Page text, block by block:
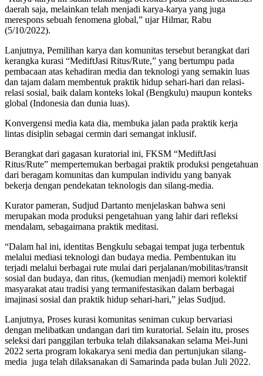
daerah saja, melainkan telah menjadi karya-karya yang juga
merespons sebuah fenomena global,” ujar Hilmar, Rabu
(5/10/2022).
Lanjutnya, Pemilihan karya dan komunitas tersebut berangkat dari
kerangka kurasi “MediftJasi Ritus/Rute,” yang bertumpu pada
pembacaan atas kehadiran media dan teknologi yang semakin luas
dan tajam dalam membentuk praktik hidup sehari-hari dan relasi-
relasi sosial, baik dalam konteks lokal (Bengkulu) maupun konteks
global (Indonesia dan dunia luas).
Konvergensi media kata dia, membuka jalan pada praktik kerja
lintas disiplin sebagai cermin dari semangat inklusif.
Berangkat dari gagasan kuratorial ini, FKSM “MediftJasi
Ritus/Rute” mempertemukan berbagai praktik produksi pengetahuan
dari beragam komunitas dan kumpulan individu yang banyak
bekerja dengan pendekatan teknologis dan silang-media.
Kurator pameran, Sudjud Dartanto menjelaskan bahwa seni
merupakan moda produksi pengetahuan yang lahir dari refleksi
mendalam, sebagaimana praktik meditasi.
“Dalam hal ini, identitas Bengkulu sebagai tempat juga terbentuk
melalui mediasi teknologi dan budaya media. Pembentukan itu
terjadi melalui berbagai rute mulai dari perjalanan/mobilitas/transit
sosial dan budaya, dan ritus, (kemudian menjadi) memori kolektif
masyarakat atau tradisi yang termanifestasikan dalam berbagai
imajinasi sosial dan praktik hidup sehari-hari,” jelas Sudjud.
Lanjutnya, Proses kurasi komunitas seniman cukup bervariasi
dengan melibatkan undangan dari tim kuratorial. Selain itu, proses
seleksi dari panggilan terbuka telah dilaksanakan selama Mei-Juni
2022 serta program lokakarya seni media dan pertunjukan silang-
media juga telah dilaksanakan di Samarinda pada bulan Juli 2022.